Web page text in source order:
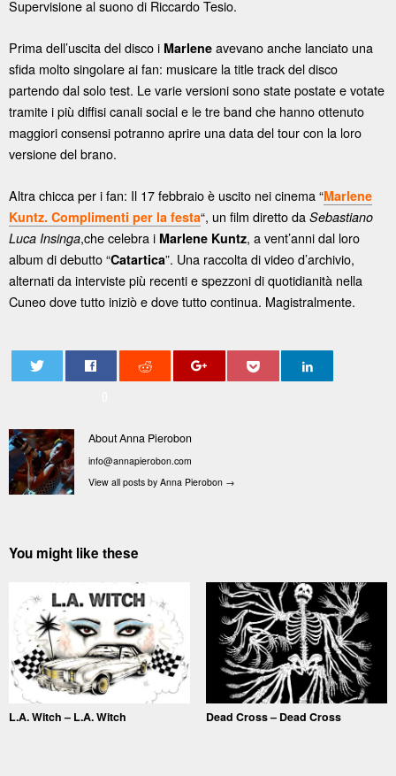
Supervisione al suono di Riccardo Tesio.
Prima dell’uscita del disco i Marlene avevano anche lanciato una
sfida molto singolare ai fan: musicare la title track del disco
partendo dal solo test. Le varie versioni sono state postate e votate
tramite i più diffisi canali social e le tre band che hanno ottenuto
maggiori consensi potranno aprire una data del tour con la loro
versione del brano.
Altra chicca per i fan: Il 17 febbraio è uscito nei cinema “Marlene
Kuntz. Complimenti per la festa“, un film diretto da Sebastiano
Luca Insinga,che celebra i Marlene Kuntz, a vent’anni dal loro
album di debutto “Catartica”. Una raccolta di video d’archivio,
alternati da interviste più recenti e spezzoni di quotidianità nella
Cuneo dove tutto iniziò e dove tutto continua. Magistralmente.
About Anna Pierobon
info@annapierobon.com
View all posts by Anna Pierobon →
You might like these
L.A. Witch – L.A. Witch Dead Cross – Dead Cross